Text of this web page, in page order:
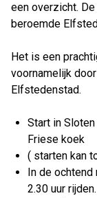
een overzicht.
beroemde
Het is een
voornamelijk
Elfstedenstad.
Start in
Friese koek
( starten kan
In de
2.30 uur rijden.